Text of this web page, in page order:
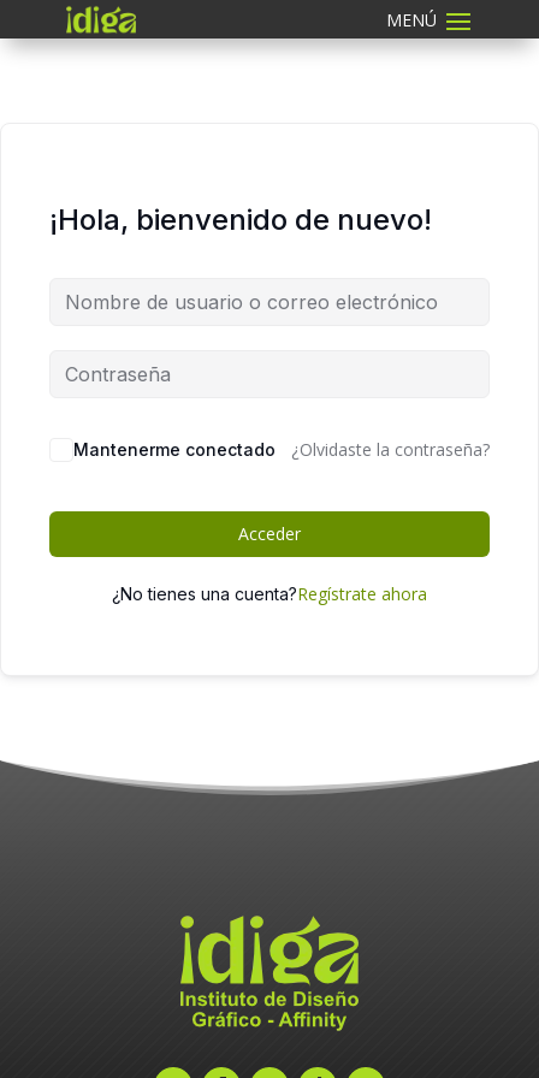
¡Hola, bienvenido de nuevo!
Mantenerme conectado ¿Olvidaste la contraseña?
Acceder
¿No tienes una cuenta?Regístrate ahora